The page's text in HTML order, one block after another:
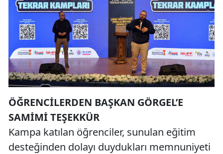
ÖĞRENCİLERDEN BAŞKAN GÖRGEL’E
SAMİMİ TEŞEKKÜR
Kampa katılan öğrenciler, sunulan eğitim
desteğinden dolayı duydukları memnuniyeti